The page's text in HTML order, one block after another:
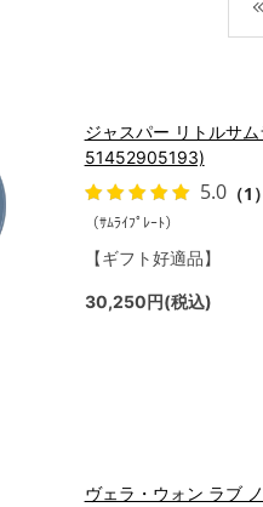
ジャスパー リトルサ
51452905193)
5.0（1）
（ｻﾑﾗｲﾌﾟﾚｰﾄ）
【ギフト好適品】
30,250円(税込)
ヴェラ・ウォン ラブ